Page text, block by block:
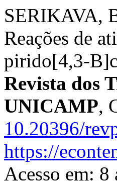
SERIKAVA,
Reações de
pirido[4,3-
Revista dos
UNICAMP,
10.20396/
https://
Acesso em: 8